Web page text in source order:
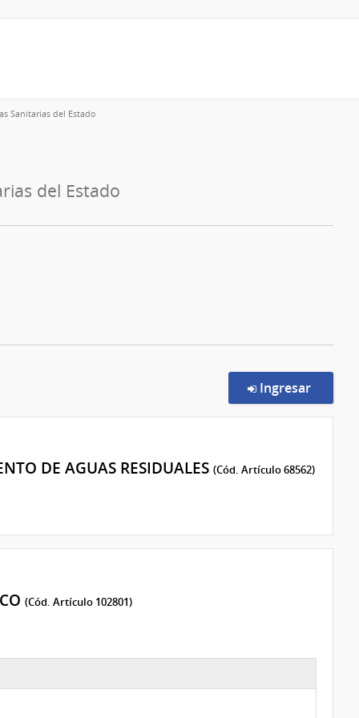
Sanitarias del Estado
del Estado
Ingresar
DE AGUAS RESIDUALES (Cód. Artículo 68562)
(Cód. Artículo 102801)